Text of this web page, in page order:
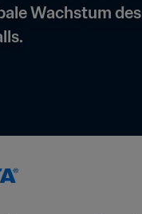
Wachstum des